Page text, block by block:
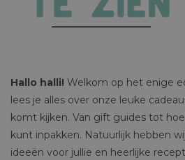
Hallo halli! Welkom op het enige
lees je alles over onze leuke
komt kijken. Van gift guides tot
kunt inpakken. Natuurlijk hebben
ideeën voor jullie en heerlijke